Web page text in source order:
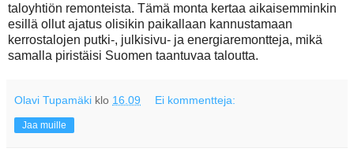
taloyhtiön remonteista. Tämä monta kertaa aikaisemminkin
esillä ollut ajatus olisikin paikallaan kannustamaan
kerrostalojen putki-, julkisivu- ja energiaremontteja, mikä
samalla piristäisi Suomen taantuvaa taloutta.
Olavi Tupamäki klo 16.09 Ei kommentteja:
Jaa muille